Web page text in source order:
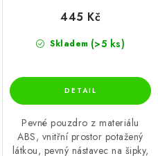
Skladem (>5 ks)
445 Kč
Pevné pouzdro z materiálu
ABS, vnitřní prostor potažený
látkou, pevný nástavec na šipky,